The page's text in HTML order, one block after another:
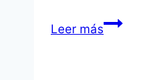
Leer más